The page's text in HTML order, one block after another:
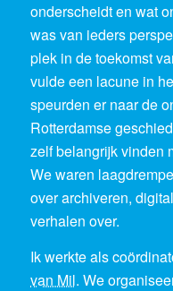
onderscheidt en wat
was van ieders
plek in de toekomst
vulde een lacune in
speurden er naar de
Rotterdamse
zelf belangrijk vinden
We waren
over archiveren,
verhalen over.
Ik werkte als
van Mil. We